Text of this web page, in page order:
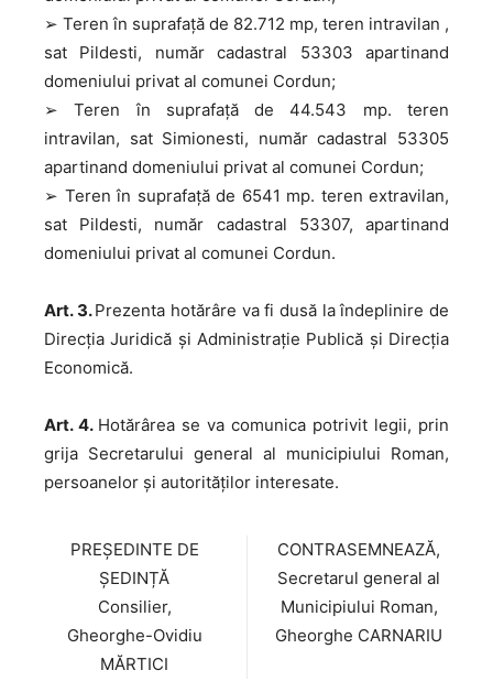
➢ Teren în suprafață de 82.712 mp, teren intravilan ,
sat Pildesti, număr cadastral 53303 apartinand
domeniului privat al comunei Cordun;
➢ Teren în suprafață de 44.543 mp. teren
intravilan, sat Simionesti, număr cadastral 53305
apartinand domeniului privat al comunei Cordun;
➢ Teren în suprafață de 6541 mp. teren extravilan,
sat Pildesti, număr cadastral 53307, apartinand
domeniului privat al comunei Cordun.
Art. 3.Prezenta hotărâre va fi dusă la îndeplinire de
Direcția Juridică și Administrație Publică și Direcția
Economică.
Art. 4. Hotărârea se va comunica potrivit legii, prin
grija Secretarului general al municipiului Roman,
persoanelor şi autorităţilor interesate.
PREȘEDINTE DE
ȘEDINȚĂ
Consilier,
Gheorghe-Ovidiu
MĂRTICI
CONTRASEMNEAZĂ,
Secretarul general al
Municipiului Roman,
Gheorghe CARNARIU